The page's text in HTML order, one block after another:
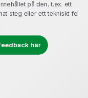
på den, t.ex. ett
steg eller ett tekniskt fel
här